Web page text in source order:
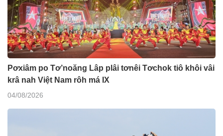
Pơxiâm po Tơ’noăng Lâp plâi tơnêi Tơchok tiô khôi vâi
krâ nah Việt Nam rôh má IX
04/08/2026